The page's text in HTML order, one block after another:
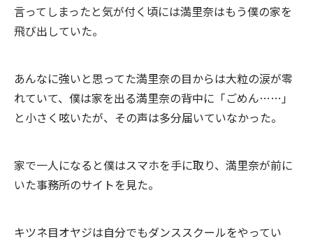
言ってしまったと気が付く頃には満里奈はもう僕の家を
飛び出していた。
あんなに強いと思ってた満里奈の目からは大粒の涙が零
れていて、僕は家を出る満里奈の背中に「ごめん……」
と小さく呟いたが、その声は多分届いていなかった。
家で一人になると僕はスマホを手に取り、満里奈が前に
いた事務所のサイトを見た。
キツネ目オヤジは自分でもダンススクールをやってい